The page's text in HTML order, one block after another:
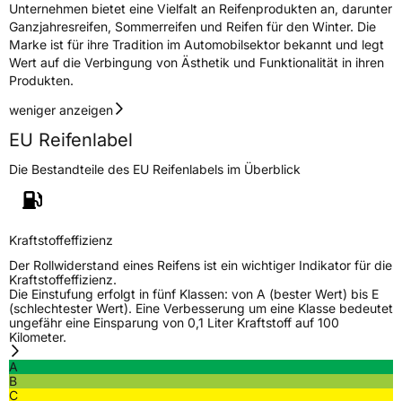
EU Label
Effizienz D
Rollgeräusch (Klasse)
Fahrzeugklasse
3PMSF / Schneeflockensymbol / Alpine-Symbol
EPREL ID2255902
Allgemeine Produktsicherheit (GPSR)
Unternehmen bietet eine Vielfalt an Reifenprodukten an, darunter
Ganzjahresreifen, Sommerreifen und Reifen für den Winter. Die
Marke ist für ihre Tradition im Automobilsektor bekannt und legt
Wert auf die Verbingung von Ästhetik und Funktionalität in ihren
Produkten.
weniger anzeigen
EU Reifenlabel
Die Bestandteile des EU Reifenlabels im Überblick
Kraftstoffeffizienz
Der Rollwiderstand eines Reifens ist ein wichtiger Indikator für die
Kraftstoffeffizienz.
Die Einstufung erfolgt in fünf Klassen: von A (bester Wert) bis E
(schlechtester Wert). Eine Verbesserung um eine Klasse bedeutet
ungefähr eine Einsparung von 0,1 Liter Kraftstoff auf 100
Kilometer.
A
B
C